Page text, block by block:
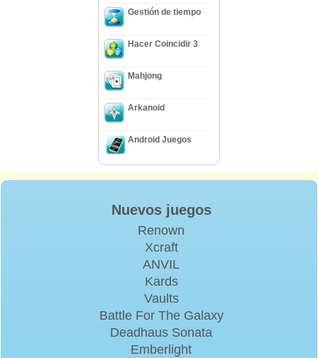
Gestión de tiempo
Hacer Coincidir 3
Mahjong
Arkanoid
Android Juegos
Nuevos juegos
Renown
Xcraft
ANVIL
Kards
Vaults
Battle For The Galaxy
Deadhaus Sonata
Emberlight